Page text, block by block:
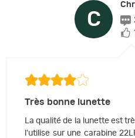
C
Très bonne lunette
La qualité de la lunette est
l'utilise sur une carabine